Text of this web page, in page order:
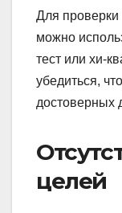
Для проверки
можно
тест или хи-
убедиться,
достоверных
целей